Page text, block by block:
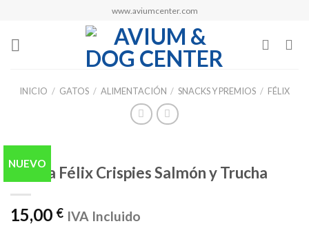
content
www.aviumcenter.com
INICIO / GATOS / ALIMENTACIÓN / SNACKS Y PREMIOS / FÉLIX
NUEVO
Purina Félix Crispies Salmón y Trucha
15,00 € IVA Incluido